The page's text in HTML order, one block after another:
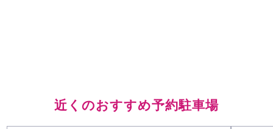
近くのおすすめ予約駐車場